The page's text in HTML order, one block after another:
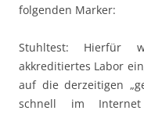
folgenden Marker:
Stuhltest: Hierfür
akkreditiertes Labor
auf die derzeitigen
schnell im